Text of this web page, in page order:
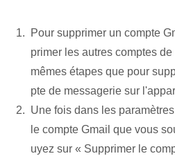
Pour supprimer un compte
primer les autres comptes
mêmes étapes que pour
pte de messagerie sur
Une fois dans les
le compte Gmail que vous
uyez sur « Supprimer le